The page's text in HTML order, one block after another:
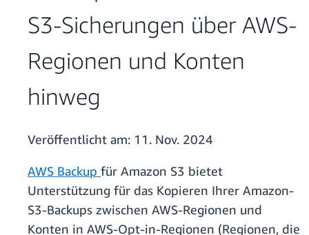
S3-Sicherungen über AWS-
Regionen und Konten
hinweg
Veröffentlicht am: 11. Nov. 2024
AWS Backup für Amazon S3 bietet
Unterstützung für das Kopieren Ihrer Amazon-
S3-Backups zwischen AWS-Regionen und
Konten in AWS-Opt-in-Regionen (Regionen, die